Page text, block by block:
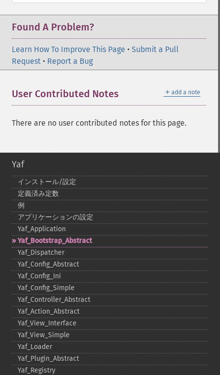
Found A Problem?
Learn How To Improve This Page • Submit a Pull
Request • Report a Bug
＋ add a note
User Contributed Notes
There are no user contributed notes for this page.
Yaf
インストール/設定
定義済み定数
例
アプリケーションの設定
Yaf_​Application
Yaf_​Bootstrap_​Abstract
Yaf_​Dispatcher
Yaf_​Config_​Abstract
Yaf_​Config_​Ini
Yaf_​Config_​Simple
Yaf_​Controller_​Abstract
Yaf_​Action_​Abstract
Yaf_​View_​Interface
Yaf_​View_​Simple
Yaf_​Loader
Yaf_​Plugin_​Abstract
Yaf_​Registry